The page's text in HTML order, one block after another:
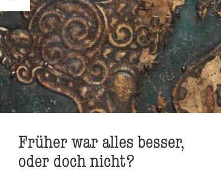
Früher war alles besser,
oder doch nicht?